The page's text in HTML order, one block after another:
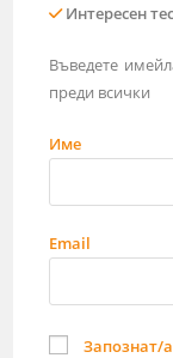
Интересен
Въведете
преди всички
Име
Email
Запознат/